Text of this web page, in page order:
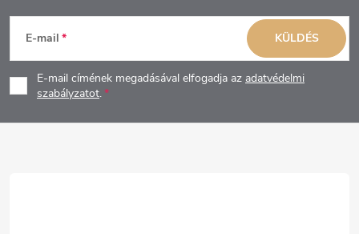
L
á
b
E-mail
E-mail címének megadásával elfogadja az adatvédelmi
szabályzatot.
KÜLDÉS